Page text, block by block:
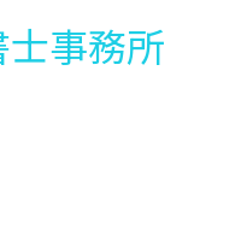
事務所